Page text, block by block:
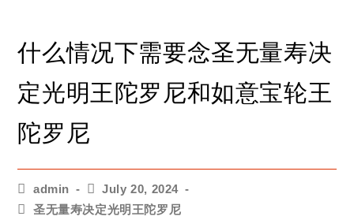
什么情况下需要念圣无量寿决
定光明王陀罗尼和如意宝轮王
陀罗尼
admin
July 20, 2024
圣无量寿决定光明王陀罗尼